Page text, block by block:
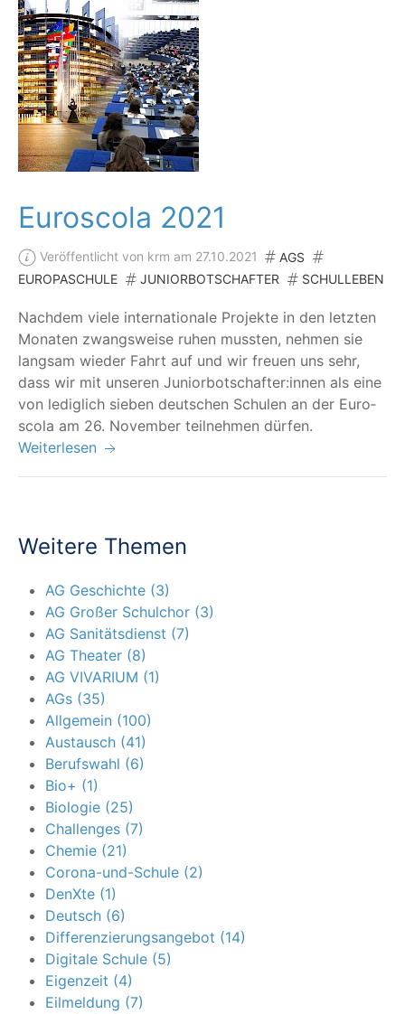
Euroscola 2021
Veröffentlicht von krm am 27.10.2021
AGS
EUROPASCHULE
JUNIORBOTSCHAFTER SCHULLEBEN
Nach­dem vie­le inter­na­tio­na­le Pro­jek­te in den letz­ten
Mona­ten zwangs­wei­se ruhen muss­ten, neh­men sie
lang­sam wie­der Fahrt auf und wir freu­en uns sehr,
dass wir mit unse­ren Juniorbotschafter:innen als eine
von ledig­lich sie­ben deut­schen Schu­len an der Euro­
sco­la am 26. Novem­ber teil­neh­men dürfen.
Weiterlesen
Weitere Themen
AG Geschichte (3)
AG Großer Schulchor (3)
AG Sanitätsdienst (7)
AG Theater (8)
AG VIVARIUM (1)
AGs (35)
Allgemein (100)
Austausch (41)
Berufswahl (6)
Bio+ (1)
Biologie (25)
Challenges (7)
Chemie (21)
Corona-und-Schule (2)
DenXte (1)
Deutsch (6)
Differenzierungsangebot (14)
Digitale Schule (5)
Eigenzeit (4)
Eilmeldung (7)